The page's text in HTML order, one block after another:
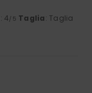
: 4/5 Taglia: Taglia